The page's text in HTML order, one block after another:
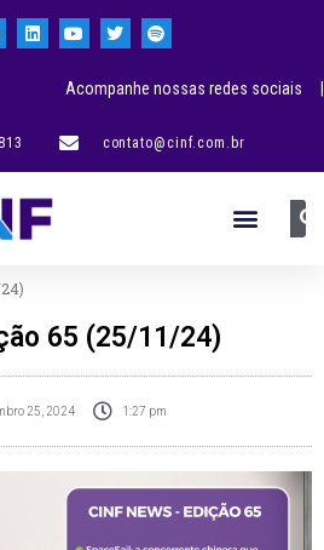
contato@cinf.com.br
Acompanhe nossas redes sociais |
65 (25/11/24)
25, 2024 1:27 pm